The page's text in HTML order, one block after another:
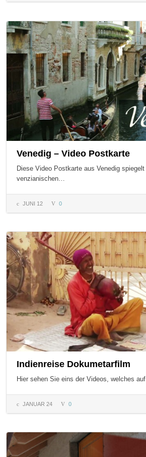
Venedig – Video Postkarte
Diese Video Postkarte aus Venedig spiegelt
venzianischen…
JUNI 12 0
Indienreise Dokumetarfilm
Hier sehen Sie eins der Videos, welches
JANUAR 24 0